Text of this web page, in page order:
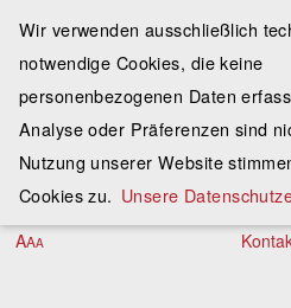
AAA
Wir verwenden ausschließlich
notwendige Cookies, die keine
personenbezogenen Daten
Analyse oder Präferenzen sind
Nutzung unserer Website
Cookies zu. Unsere